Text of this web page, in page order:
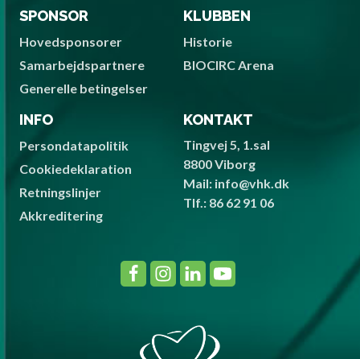
SPONSOR
Hovedsponsorer
Samarbejdspartnere
Generelle betingelser
KLUBBEN
Historie
BIOCIRC Arena
INFO
Persondatapolitik
Cookiedeklaration
Retningslinjer
Akkreditering
KONTAKT
Tingvej 5, 1.sal
8800 Viborg
Mail: info@vhk.dk
Tlf.: 86 62 91 06